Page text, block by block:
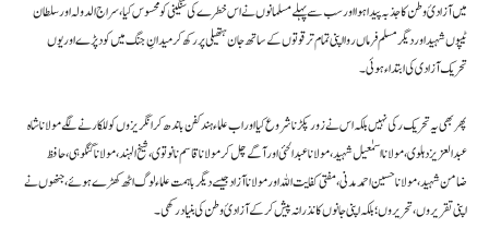
میں آزادیٴ وطن کا جذبہ پیدا ہوا اور سب سے پہلے مسلمانوں نے اس خطرے کی سنگینی کو محسوس کیا، سراج الدولہ اور سلطان
ٹیپوں شہید اور دیگر مسلم فرماں روا اپنی تمام تر قوتوں کے ساتھ جان ہتھیلی پر رکھ کر میدانِ جنگ میں کود پڑے اور یوں
​پھر بھی یہ تحریک رکی نہیں بلکہ اس نے زور پکڑنا شروع کیا اور اب علماء ہند کفن باندھ کر انگریزوں کو للکار نے لگے مولانا شاہ
عبد العزیز دہلوی ، مولانا اسمٰعیل شہید، مولانا عبد الحئی اور آگے چل کر مولانا قاسم نانوتوی، شیخ الہند، مولانا گنگوہی، حافظ
ضامن شہید ، مولانا حسین احمد مدنی ، مفتی کفایت اللہ اور مولانا آزاد جیسےدیگر باہمت علماء لوگ اٹھ کھڑے ہوئے ، جنھوں نے
اپنی تقریروں، تحریروں؛ بلکہ اپنی جانوں کا نذرانہ پیش کرکے آزادیٴ وطن کی بنیاد رکھی۔